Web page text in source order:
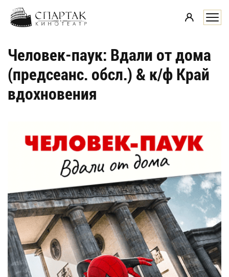
i
Человек-паук: Вдали от дома
(предсеанс. обсл.) & к/ф Край
вдохновения